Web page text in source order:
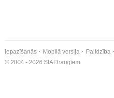
Iepazīšanās Mobilā versija Palīdzība
© 2004 - 2026 SIA Draugiem